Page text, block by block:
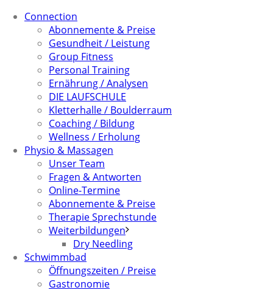
Connection
Abonnemente & Preise
Gesundheit / Leistung
Group Fitness
Personal Training
Ernährung / Analysen
DIE LAUFSCHULE
Kletterhalle / Boulderraum
Coaching / Bildung
Wellness / Erholung
Physio & Massagen
Unser Team
Fragen & Antworten
Online-Termine
Abonnemente & Preise
Therapie Sprechstunde
Weiterbildungen
Dry Needling
Schwimmbad
Öffnungszeiten / Preise
Gastronomie